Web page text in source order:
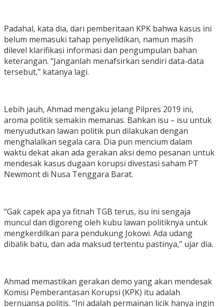
Padahal, kata dia, dari pemberitaan KPK bahwa kasus ini
belum memasuki tahap penyelidikan, namun masih
dilevel klarifikasi informasi dan pengumpulan bahan
keterangan. “Janganlah menafsirkan sendiri data-data
tersebut,” katanya lagi.
Lebih jauh, Ahmad mengaku jelang Pilpres 2019 ini,
aroma politik semakin memanas. Bahkan isu – isu untuk
menyudutkan lawan politik pun dilakukan dengan
menghalalkan segala cara. Dia pun mencium dalam
waktu dekat akan ada gerakan aksi demo pesanan untuk
mendesak kasus dugaan korupsi divestasi saham PT
Newmont di Nusa Tenggara Barat.
“Gak capek apa ya fitnah TGB terus, isu ini sengaja
muncul dan digoreng oleh kubu lawan politiknya untuk
mengkerdilkan para pendukung Jokowi. Ada udang
dibalik batu, dan ada maksud tertentu pastinya,” ujar dia.
Ahmad memastikan gerakan demo yang akan mendesak
Komisi Pemberantasan Korupsi (KPK) itu adalah
bernuansa politis. “Ini adalah permainan licik hanya ingin